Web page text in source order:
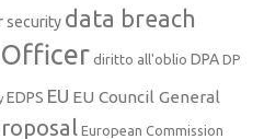
security data breach
diritto all'oblio DPA DP
EDPS EU EU Council General
European Commission